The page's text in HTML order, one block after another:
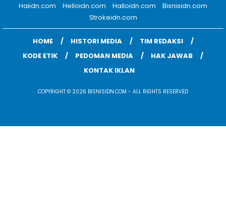
Haiidn.com
Helloidn.com Halloidn.com
Bisnisidn.com
Strokeidn.com
HOME HISTORI MEDIA
TIM REDAKSI
KODE ETIK
PEDOMAN MEDIA
HAK JAWAB
KONTAK IKLAN
COPYRIGHT © 2026 BISNISIDN.COM - ALL RIGHTS RESERVED